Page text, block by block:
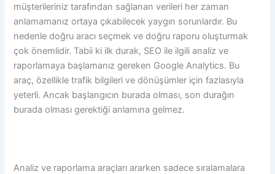
müşterileriniz tarafından sağlanan verileri her zaman
anlamamanız ortaya çıkabilecek yaygın sorunlardır. Bu
nedenle doğru aracı seçmek ve doğru raporu oluşturmak
çok önemlidir. Tabii ki ilk durak, SEO ile ilgili analiz ve
raporlamaya başlamanız gereken Google Analytics. Bu
araç, özellikle trafik bilgileri ve dönüşümler için fazlasıyla
yeterli. Ancak başlangıcın burada olması, son durağın
burada olması gerektiği anlamına gelmez.
Analiz ve raporlama araçları ararken sadece sıralamalara